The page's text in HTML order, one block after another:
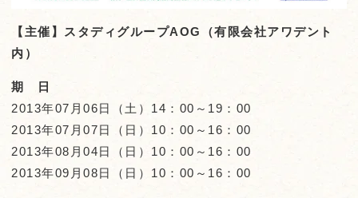
【主催】スタディグループAOG（有限会社アワデント
内）
期 日
2013年07月06日（土）14：00～19：00
2013年07月07日（日）10：00～16：00
2013年08月04日（日）10：00～16：00
2013年09月08日（日）10：00～16：00